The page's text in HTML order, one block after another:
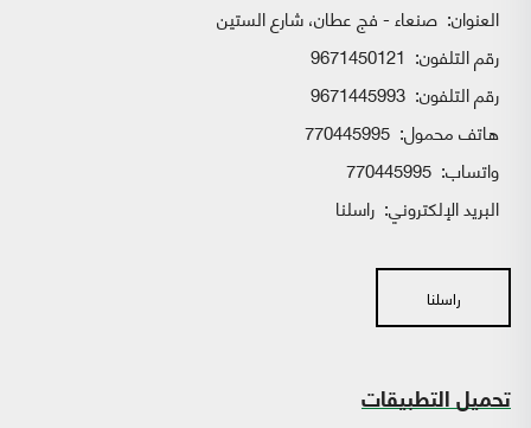
العنوان: صنعاء - فج عطان، شارع الستين
رقم التلفون: 9671450121
رقم التلفون: 9671445993
هاتف محمول: 770445995
واتساب:
البريد الإلكتروني: راسلنا
راسلنا
تحميل التطبيقات